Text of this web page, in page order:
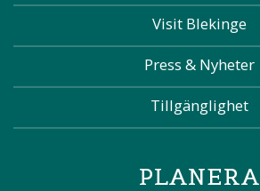
Visit Blekinge
Press & Nyheter
Tillgänglighet
PLANERA